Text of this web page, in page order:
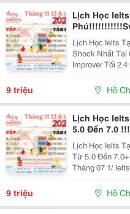
Lịch Học
Lịch Học Ielts Tại
Shock Nhất Tại Quận
Improver Tối 2 4 6 Khai Giảng: 13/07/2026
18:00 Đến 21:00 Học Phí Ưu Đãi 5% Khi Đăng Ký 2/
9 triệu Hồ
Lịch Học
5.0 Đến 7.0
Lịch Học Ielts
Từ 5.0 Đến 7.0+ Học Phí Shock Nhất Tại Quận Gò Vấp
Tháng 07 1/ Ielts Improver Tối 2 4 6 Khai Giảng:
13/07/2026 Khung Giờ: 18:00 Đến 21:00 Học Phí Ưu Đãi
9 triệu Hồ